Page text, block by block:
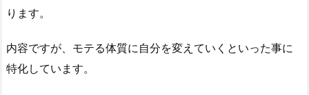
ります。
内容ですが、モテる体質に自分を変えていくといった事に
特化しています。